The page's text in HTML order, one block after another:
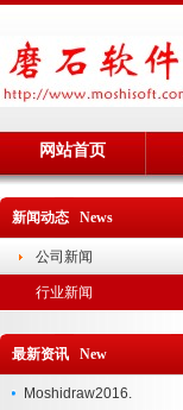
网站首页
新闻动态 News
公司新闻
行业新闻
最新资讯 New
Moshidraw2016.